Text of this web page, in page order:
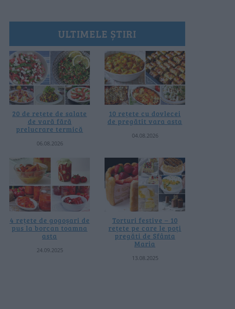
ULTIMELE ȘTIRI
20 de rețete de salate
de vară fără
prelucrare termică
06.08.2026
10 rețete cu dovlecei
de pregătit vara asta
04.08.2026
4 rețete de gogoșari de
pus la borcan toamna
asta
24.09.2025
Torturi festive – 10
rețete pe care le poți
pregăti de Sfânta
Maria
13.08.2025